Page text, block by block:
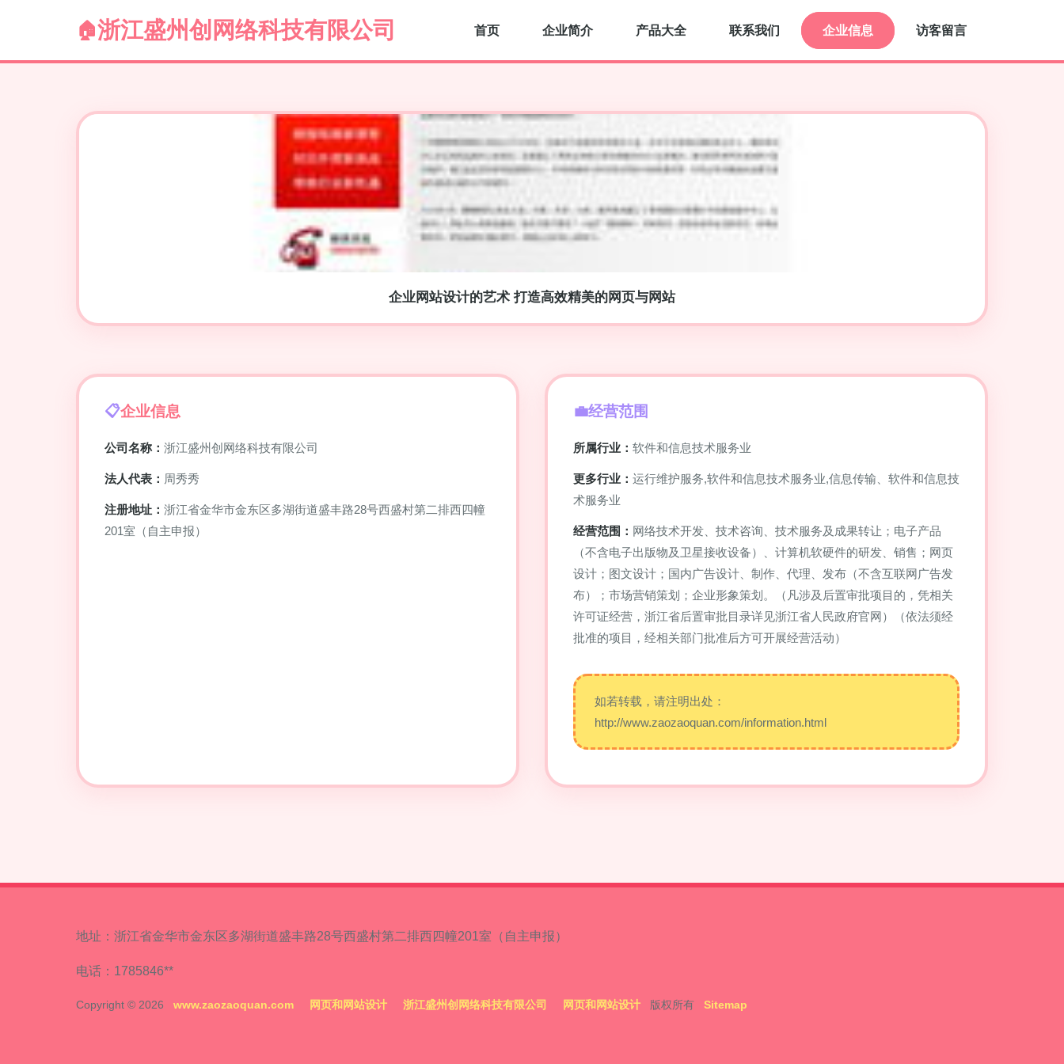
浙江盛州创网络科技有限公司 首页 企业简介 产品大全 联系我们 企业信息 访客留言
企业网站设计的艺术 打造高效精美的网页与网站
企业信息
公司名称： 浙江盛州创网络科技有限公司
法人代表： 周秀秀
注册地址： 浙江省金华市金东区多湖街道盛丰路28号西盛村第二排西四幢
201室（自主申报）
经营范围
所属行业： 软件和信息技术服务业
更多行业： 运行维护服务,软件和信息技术服务业,信息传输、软件和信息技
术服务业
经营范围： 网络技术开发、技术咨询、技术服务及成果转让；电子产品
（不含电子出版物及卫星接收设备）、计算机软硬件的研发、销售；网页
设计；图文设计；国内广告设计、制作、代理、发布（不含互联网广告发
布）；市场营销策划；企业形象策划。（凡涉及后置审批项目的，凭相关
许可证经营，浙江省后置审批目录详见浙江省人民政府官网）（依法须经
批准的项目，经相关部门批准后方可开展经营活动）
如若转载，请注明出处：
http://www.zaozaoquan.com/information.html
地址：浙江省金华市金东区多湖街道盛丰路28号西盛村第二排西四幢201室（自主申报）
电话：1785846**
Copyright © 2026 www.zaozaoquan.com 网页和网站设计 浙江盛州创网络科技有限公司 网页和网站设计 版权所有 Sitemap